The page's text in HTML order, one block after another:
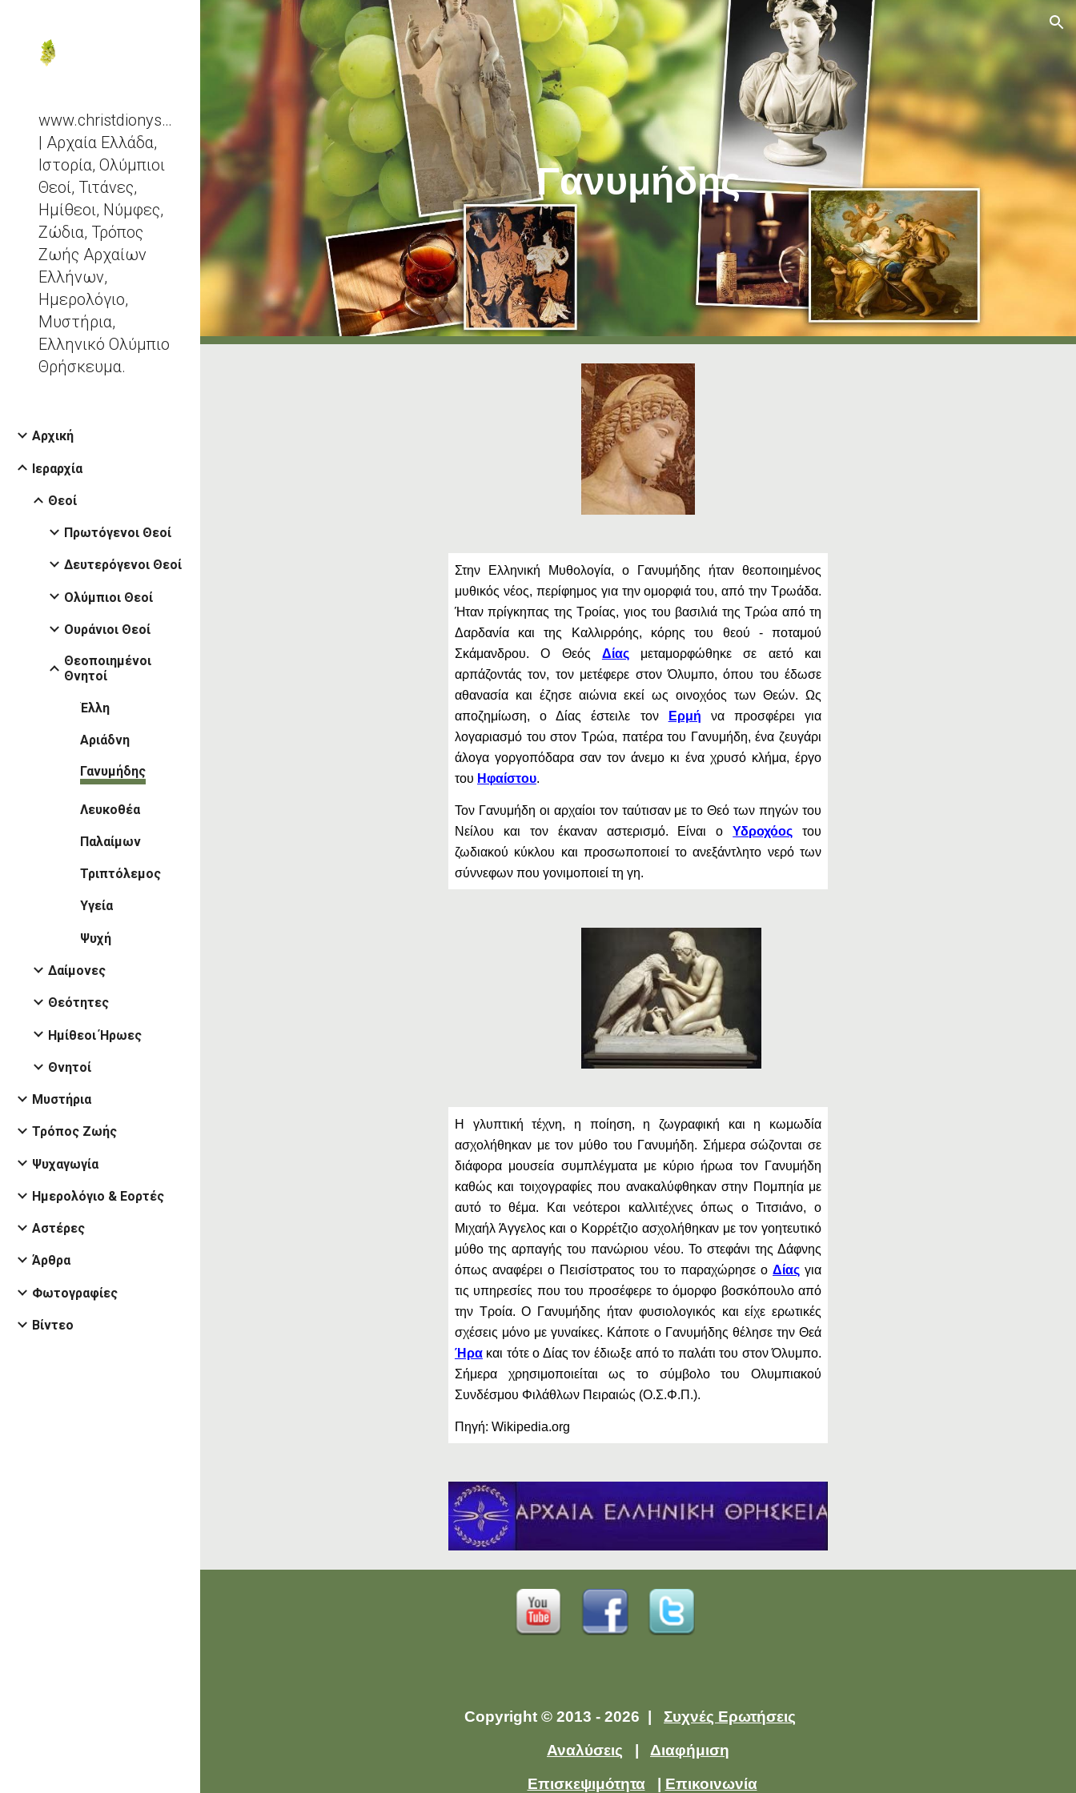
Skip to main content Skip to navigation
www.christdionysos.com
| Αρχαία Ελλάδα,
Ιστορία, Ολύμπιοι
Θεοί, Τιτάνες,
Ημίθεοι, Νύμφες,
Ζώδια, Τρόπος
Ζωής Αρχαίων
Ελλήνων,
Ημερολόγιο,
Μυστήρια,
Ελληνικό Ολύμπιο
Θρήσκευμα.
Αρχική
Ιεραρχία
Θεοί
Πρωτόγενοι Θεοί
Δευτερόγενοι Θεοί
Ολύμπιοι Θεοί
Ουράνιοι Θεοί
Θεοποιημένοι
Θνητοί
Έλλη
Αριάδνη
Γανυμήδης
Λευκοθέα
Παλαίμων
Τριπτόλεμος
Υγεία
Ψυχή
Δαίμονες
Θεότητες
Ημίθεοι Ήρωες
Θνητοί
Μυστήρια
Τρόπος Ζωής
Ψυχαγωγία
Ημερολόγιο & Εορτές
Αστέρες
Άρθρα
Φωτογραφίες
Βίντεο
Γανυμήδης
Στην Ελληνική Μυθολογία, ο Γανυμήδης ήταν θεοποιημένος
μυθικός νέος, περίφημος για την ομορφιά του, από την Τρωάδα.
Ήταν πρίγκηπας της Τροίας, γιος του βασιλιά της Τρώα από τη
Δαρδανία και της Καλλιρρόης, κόρης του θεού - ποταμού
Σκάμανδρου. O Θεός Δίαςμεταμορφώθηκε σε αετό και
αρπάζοντάς τον, τον μετέφερε στον Όλυμπο, όπου του έδωσε
αθανασία και έζησε αιώνια εκεί ως οινοχόος των Θεών. Ως
αποζημίωση, ο Δίας έστειλε τον
Ερμή να προσφέρει για
λογαριασμό του στον Τρώα, πατέρα του Γανυμήδη, ένα ζευγάρι
άλογα γοργοπόδαρα σαν τον άνεμο κι ένα χρυσό κλήμα, έργο
του Ηφαίστου.
Τον Γανυμήδη οι αρχαίοι τον ταύτισαν με το Θεό των πηγών του
Νείλου και τον έκαναν αστερισμό. Είναι οΥδροχόος του
ζωδιακού κύκλου και προσωποποιεί το ανεξάντλητο νερό των
σύννεφων που γονιμοποιεί τη γη.
Η γλυπτική τέχνη, η ποίηση, η ζωγραφική και η κωμωδία
ασχολήθηκαν με τον μύθο του Γανυμήδη. Σήμερα σώζονται σε
διάφορα μουσεία συμπλέγματα με κύριο ήρωα τον Γανυμήδη
καθώς και τοιχογραφίες που ανακαλύφθηκαν στην Πομπηία με
αυτό το θέμα. Και νεότεροι καλλιτέχνες όπως ο Τιτσιάνο, ο
Μιχαήλ Άγγελος και ο Κορρέτζιο ασχολήθηκαν με τον γοητευτικό
μύθο της αρπαγής του πανώριου νέου. Το στεφάνι της Δάφνης
όπως αναφέρει ο Πεισίστρατος του το παραχώρησε οΔίας για
τις υπηρεσίες που του προσέφερε το όμορφο βοσκόπουλο από
την Τροία. Ο Γανυμήδης ήταν φυσιολογικός και είχε ερωτικές
σχέσεις μόνο με γυναίκες. Κάποτε ο Γανυμήδης θέλησε την Θεά
Ήρακαι τότε ο Δίας τον έδιωξε από το παλάτι του στον Όλυμπο.
Σήμερα χρησιμοποιείται ως το σύμβολο του Ολυμπιακού
Συνδέσμου Φιλάθλων Πειραιώς (Ο.Σ.Φ.Π.).
Πηγή: Wikipedia.org
Copyright © 2013 - 2026 | Συχνές Ερωτήσεις
Αναλύσεις
Διαφήμιση
Επισκεψιμότητα| Επικοινωνία